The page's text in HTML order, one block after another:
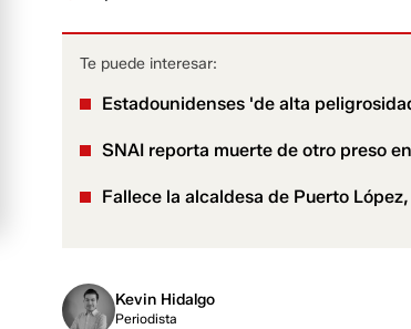
Te puede interesar:
Estadounidenses 'de alta
SNAI reporta muerte de otro preso
Fallece la alcaldesa de Puerto
Kevin Hidalgo
Periodista